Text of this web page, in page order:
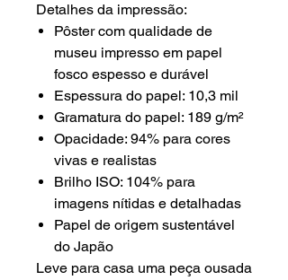
Detalhes da impressão:
Pôster com qualidade de
museu impresso em papel
fosco espesso e durável
Espessura do papel: 10,3 mil
Gramatura do papel: 189 g/m²
Opacidade: 94% para cores
vivas e realistas
Brilho ISO: 104% para
imagens nítidas e detalhadas
Papel de origem sustentável
do Japão
Leve para casa uma peça ousada